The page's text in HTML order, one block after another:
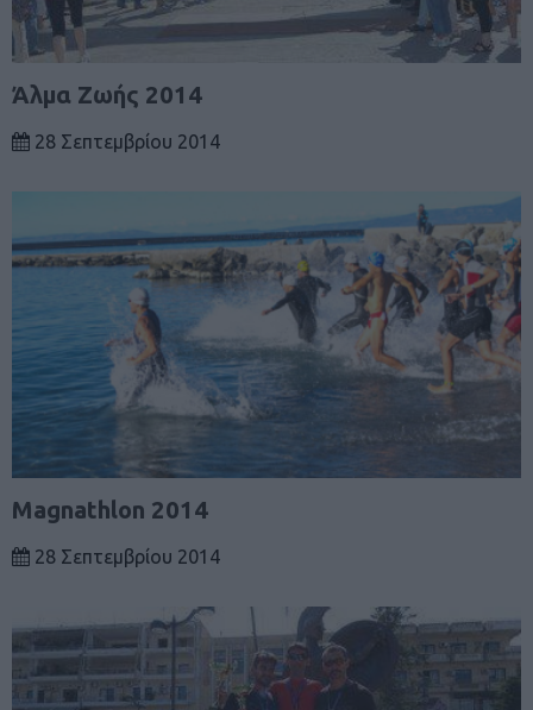
Άλμα Ζωής 2014
28 Σεπτεμβρίου 2014
Magnathlon 2014
28 Σεπτεμβρίου 2014